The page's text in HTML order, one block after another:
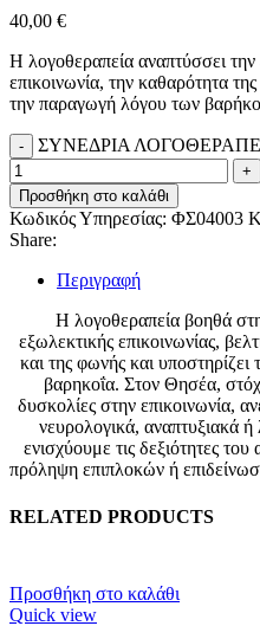
40,00 €
Η λογοθεραπεία αναπτύσσει την
επικοινωνία, την καθαρότητα
την παραγωγή λόγου των
ΣΥΝΕΔΡΙΑ
Προσθήκη στο καλάθι
Κωδικός Υπηρεσίας: ΦΣ04003
Share:
Περιγραφή
Η λογοθεραπεία βοηθά
εξωλεκτικής επικοινωνίας,
και της φωνής και
βαρηκοΐα. Στον Θησέα,
δυσκολίες στην επικοινωνία,
νευρολογικά, αναπτυξιακά ή
ενισχύουμε τις δεξιότητες
πρόληψη επιπλοκών ή
RELATED PRODUCTS
Προσθήκη στο καλάθι
Quick view